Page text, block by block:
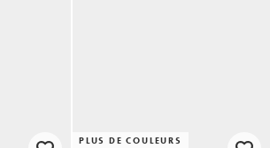
PLUS DE COULEURS